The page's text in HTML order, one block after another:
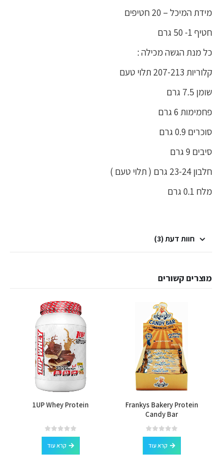
מידת המיכל – 20 חטיפים
חטיף 1- 50 גרם
כל מנת הגשה מכילה :
קלוריות 207-213 תלוי טעם
שומן 7.5 גרם
פחמימות 6 גרם
סוכרים 0.9 גרם
סיבים 9 גרם
חלבון 23-24 גרם ( תלוי טעם )
מלח 0.1 גרם
חוות דעת (3)
מוצרים קשורים
Frankys Bakery Protein
Candy Bar
0
out of 5
קרא עוד
1UP Whey Protein
0
out of 5
קרא עוד